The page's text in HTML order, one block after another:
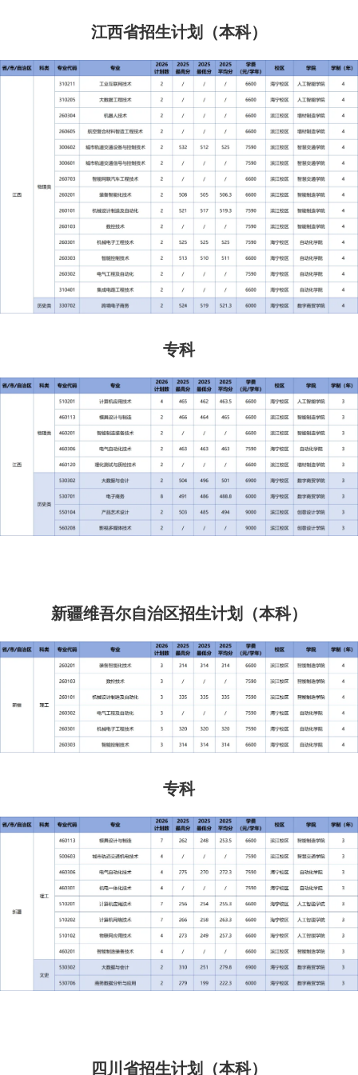
江西省招生计划（本科）
专科
新疆维吾尔自治区招生计划（本科）
专科
四川省招生计划（本科）